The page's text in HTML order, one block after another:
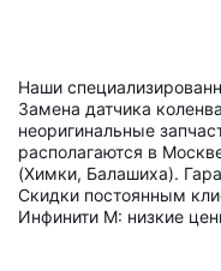
Наши
Замена датчика
неоригинальные
располагаются в
(Химки, Балашиха).
Скидки постоянным
Инфинити M: низкие